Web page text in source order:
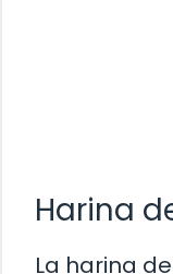
Harina
La harina